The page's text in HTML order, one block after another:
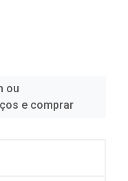
ou
e comprar